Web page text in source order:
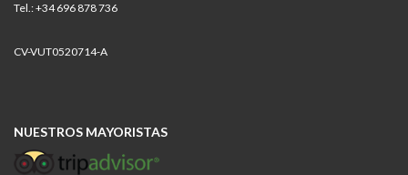
Tel.: +34 696 878 736
CV-VUT0520714-A
NUESTROS MAYORISTAS